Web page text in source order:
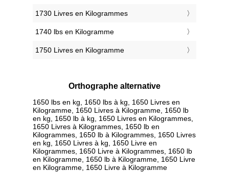
1730 Livres en Kilogrammes
1740 lbs en Kilogramme
1750 Livres en Kilogramme
Orthographe alternative
1650 lbs en kg, 1650 lbs à kg, 1650 Livres en
Kilogramme, 1650 Livres à Kilogramme, 1650 lb
en kg, 1650 lb à kg, 1650 Livres en Kilogrammes,
1650 Livres à Kilogrammes, 1650 lb en
Kilogrammes, 1650 lb à Kilogrammes, 1650 Livres
en kg, 1650 Livres à kg, 1650 Livre en
Kilogrammes, 1650 Livre à Kilogrammes, 1650 lb
en Kilogramme, 1650 lb à Kilogramme, 1650 Livre
en Kilogramme, 1650 Livre à Kilogramme